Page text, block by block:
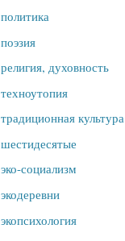
политика
поэзия
религия, духовность
техноутопия
традиционная культура
шестидесятые
эко-социализм
экодеревни
экопсихология